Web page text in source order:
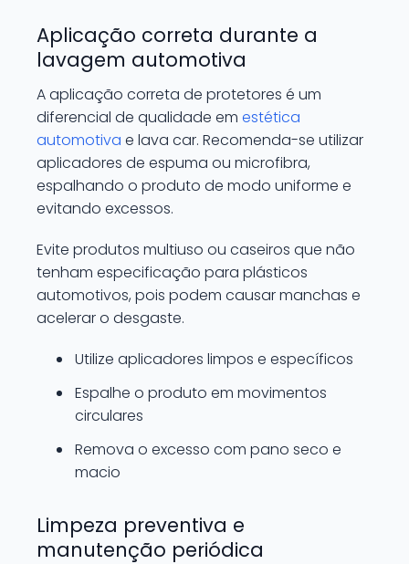
Aplicação correta durante a
lavagem automotiva
A aplicação correta de protetores é um
diferencial de qualidade em estética
automotiva e lava car. Recomenda-se utilizar
aplicadores de espuma ou microfibra,
espalhando o produto de modo uniforme e
evitando excessos.
Evite produtos multiuso ou caseiros que não
tenham especificação para plásticos
automotivos, pois podem causar manchas e
acelerar o desgaste.
Utilize aplicadores limpos e específicos
Espalhe o produto em movimentos
circulares
Remova o excesso com pano seco e
macio
Limpeza preventiva e
manutenção periódica